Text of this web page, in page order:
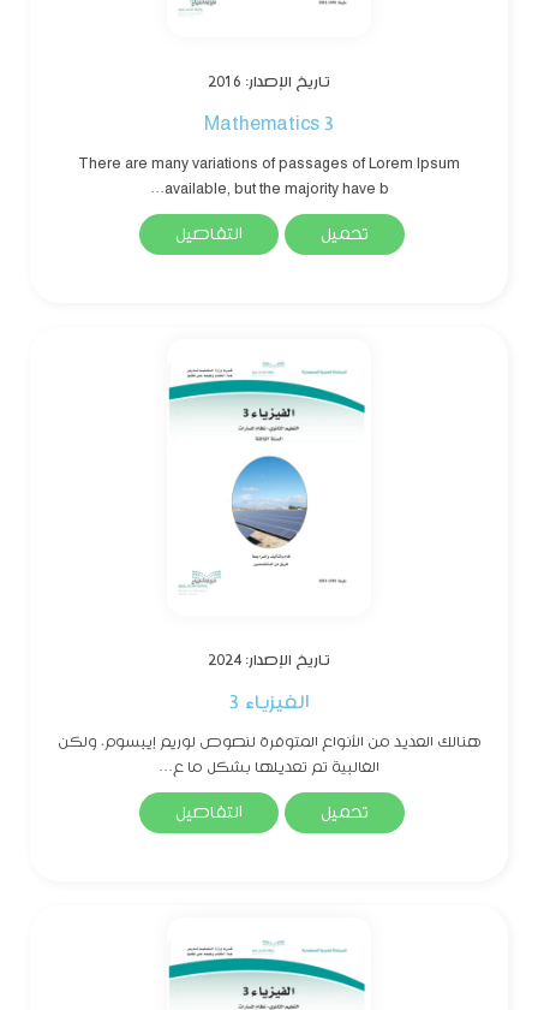
تاريخ الإصدار: 2016
Mathematics 3
There are many variations of passages of Lorem Ipsum
available, but the majority have b...
تحميل التفاصيل
تاريخ الإصدار: 2024
الفيزياء 3
هنالك العديد من الأنواع المتوفرة لنصوص لوريم إيبسوم، ولكن
الغالبية تم تعديلها بشكل ما ع...
تحميل التفاصيل